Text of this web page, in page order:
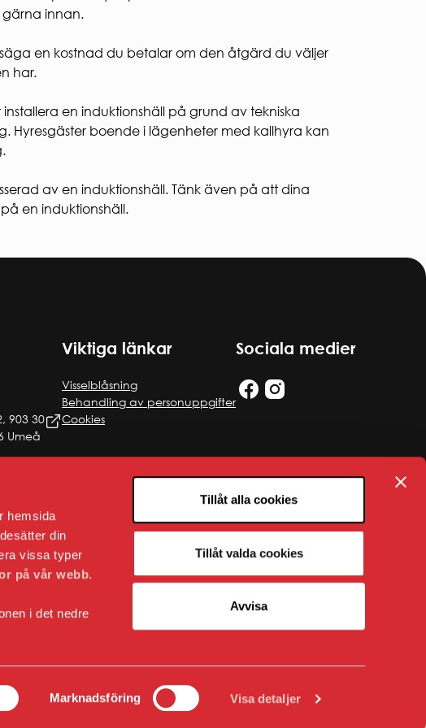
hemsida
din
vissa typer
på vår webb.
i det nedre
Marknadsföring Visa detaljer
Tillåt alla cookies
Tillåt valda cookies
Avvisa
gärna innan.
en kostnad du betalar om den åtgärd du väljer
har.
en induktionshäll på grund av tekniska
Hyresgäster boende i lägenheter med kallhyra kan
av en induktionshäll. Tänk även på att dina
en induktionshäll.
903 30
Umeå
Viktiga länkar
Visselblåsning
Behandling av personuppgifter
Cookies
Sociala medier